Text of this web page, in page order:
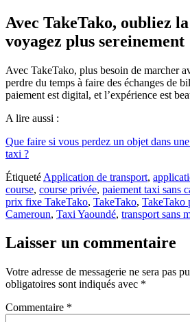
Avec TakeTako, oubliez
voyagez plus sereinement
Avec TakeTako, plus besoin de marcher
perdre du temps à faire des échanges de
paiement est digital, et l’expérience est
A lire aussi :
Que faire si vous perdez un objet dans
taxi ?
Étiqueté Application de transport,
course, course privée, paiement taxi sans
prix fixe TakeTako, TakeTako, TakeTako
Cameroun, Taxi Yaoundé, transport sans
Laisser un commentaire
Votre adresse de messagerie ne sera pas
obligatoires sont indiqués avec *
Commentaire *